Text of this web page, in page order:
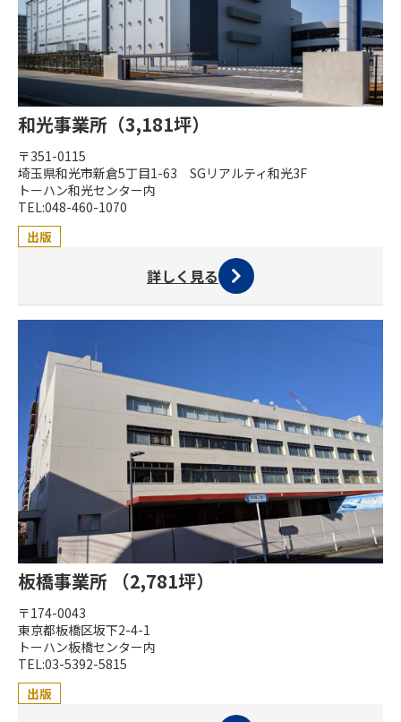
和光事業所（3,181坪）
〒351-0115
埼玉県和光市新倉5丁目1-63 SGリアルティ和光3F
トーハン和光センター内
TEL:048-460-1070
出版
詳しく見る
板橋事業所 （2,781坪）
〒174-0043
東京都板橋区坂下2-4-1
トーハン板橋センター内
TEL:03-5392-5815
出版